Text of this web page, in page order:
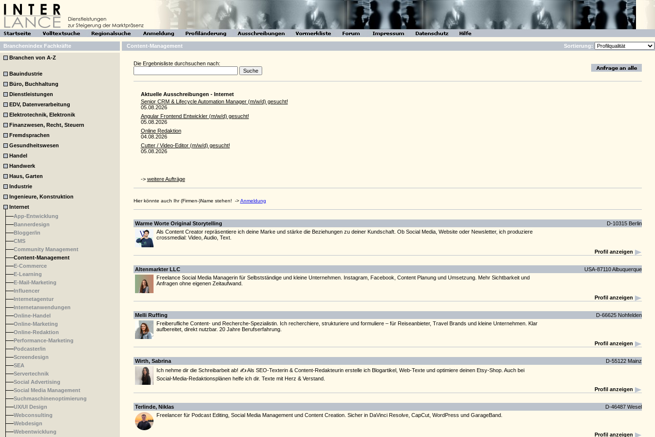
Branchenindex Fachkräfte Content-Management
Sortierung:
Branchen von A-Z
Bauindustrie
Büro, Buchhaltung
Dienstleistungen
EDV, Datenverarbeitung
Elektrotechnik, Elektronik
Finanzwesen, Recht, Steuern
Fremdsprachen
Gesundheitswesen
Handel
Handwerk
Haus, Garten
Industrie
Ingenieure, Konstruktion
Internet
App-Entwicklung
Bannerdesign
Blogger/in
CMS
Community Management
Content-Management
E-Commerce
E-Learning
E-Mail-Marketing
Influencer
Internetagentur
Internetanwendungen
Online-Handel
Online-Marketing
Online-Redaktion
Performance-Marketing
Podcaster/in
Screendesign
SEA
Servertechnik
Social Advertising
Social Media Management
Suchmaschinenoptimierung
UX/UI Design
Webconsulting
Webdesign
Webentwicklung
Die Ergebnisliste durchsuchen nach:
Aktuelle Ausschreibungen - Internet
Senior CRM & Lifecycle Automation Manager (m/w/d) gesucht!
05.08.2026
Angular Frontend Entwickler (m/w/d) gesucht!
05.08.2026
Online Redaktion
04.08.2026
Cutter / Video-Editor (m/w/d) gesucht!
05.08.2026
-> weitere Aufträge
Hier könnte auch Ihr (Firmen-)Name stehen! ->Anmeldung
Warme Worte Original Storytelling
D-10315 Berlin
Als Content Creator repräsentiere ich deine Marke und stärke die Beziehungen zu deiner Kundschaft. Ob Social Media, Website oder Newsletter, ich produziere
crossmedial: Video, Audio, Text.
Profil anzeigen
Altenmarkter LLC
USA-87110 Albuquerque
Freelance Social Media Managerin für Selbstständige und kleine Unternehmen. Instagram, Facebook, Content Planung und Umsetzung. Mehr Sichtbarkeit und
Anfragen ohne eigenen Zeitaufwand.
Profil anzeigen
Melli Ruffing
D-66625 Nohfelden
Freiberufliche Content- und Recherche-Spezialistin. Ich recherchiere, strukturiere und formuliere – für Reiseanbieter, Travel Brands und kleine Unternehmen. Klar
aufbereitet, direkt nutzbar. 20 Jahre Berufserfahrung.
Profil anzeigen
Wirth, Sabrina
D-55122 Mainz
Ich nehme dir die Schreibarbeit ab! ✍️ Als SEO-Texterin & Content-Redakteurin erstelle ich Blogartikel, Web-Texte und optimiere deinen Etsy-Shop. Auch bei
Social-Media-Redaktionsplänen helfe ich dir. Texte mit Herz & Verstand.
Profil anzeigen
Terlinde, Niklas
D-46487 Wesel
Freelancer für Podcast Editing, Social Media Management und Content Creation. Sicher in DaVinci Resolve, CapCut, WordPress und GarageBand.
Profil anzeigen